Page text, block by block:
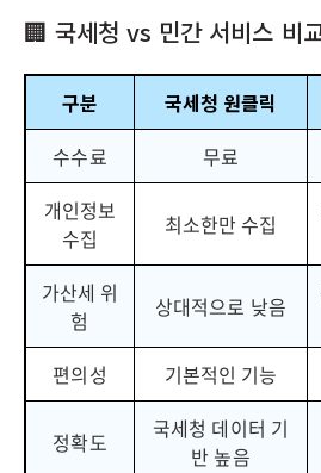
🏢 국세청 vs 민간 서비스 비
구분 국세청 원클릭
수수료
무료
개인정보
수집
최소한만 수집
가산세 위
험
상대적으로 낮음
편의성
기본적인 기능
정확도
국세청 데이터 기
반 높음